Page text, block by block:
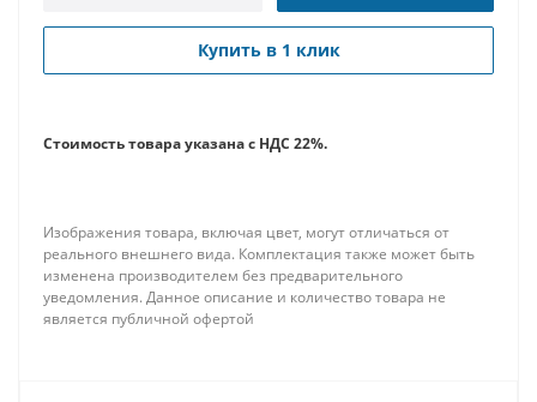
Купить в 1 клик
Стоимость товара указана с НДС 22%.
Изображения товара, включая цвет, могут отличаться от
реального внешнего вида. Комплектация также может быть
изменена производителем без предварительного
уведомления. Данное описание и количество товара не
является публичной офертой